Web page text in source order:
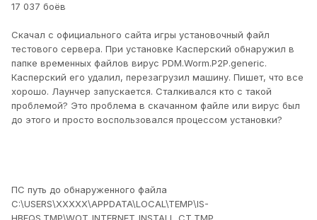
17 037 боёв
Скачал с официального сайта игры установочный файл
тестового сервера. При установке Касперский обнаружил в
папке временных файлов вирус PDM.Worm.P2P.generic.
Касперский его удалил, перезагрузил машину. Пишет, что все
хорошо. Лаунчер запускается. Сталкивался кто с такой
проблемой? Это проблема в скачанном файле или вирус был
до этого и просто воспользовался процессом установки?
ПС путь до обнаруженного файла
C:\USERS\XXXXX\APPDATA\LOCAL\TEMP\IS-